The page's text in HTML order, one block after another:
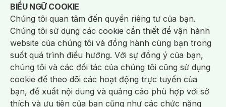
Chăm Sóc Cá Nhân
Chống Muỗi /Khẩu Trang /Máy Massage/Mặt Nạ Xông Hơi /Nước Rửa Tay/
Sản Phẩm Chăm Sóc Khác /Bàn Chải Đánh Răng /Bàn Chải Điện/
Hỗ Trợ Trắng Răng/Kem Đánh Răng /Máy Tăm Nước/ Nước Súc Miệng/
Tăm / Chỉ Nha Khoa/ Xịt Thơm Miệng / Dung Dịch Vệ Sinh/Dưỡng Vùng Kín/
Khăn Ướt Vệ Sinh Vùng Kín/Băng Vệ Sinh/Tampon/Bọt Cạo Râu /Dao Cạo Râu/
Máy Cạo Râu
Vấn Đề Về Da
Da Dầu / Lỗ Chân Lông To/ Da Khô / Mất Nước/ Da Lão Hóa/ Da Mụn/
Da Nhạy Cảm / Kích Ứng
Da Xỉn Màu Thâm / Nám / Tàn Nhang
Quầng Thâm & Bọng Mắt /Sẹo /Viêm Da Cơ Địa
Dụng Cụ / Phụ Kiện Chăm Sóc Da
Bông Tẩy Trang
Khăn Lau Mặt Khô Dụng Cụ / Máy Rửa Mặt Máy Chăm Sóc Da
Dụng Cụ Chăm Sóc Khác
BIỂU NGỮ COOKIE
Notice about cookies usage
Chúng tôi quan tâm đến quyền riêng tư của bạn.
Chúng tôi sử dụng các cookie cần thiết để vận hành
website của chúng tôi và đồng hành cùng bạn trong
suốt quá trình điều hướng. Với sự đồng ý của bạn,
chúng tôi và các đối tác của chúng tôi cũng sử dụng
cookie để theo dõi các hoạt động trực tuyến của
bạn, đề xuất nội dung và quảng cáo phù hợp với sở
thích và ưu tiên của bạn cũng như các chức năng